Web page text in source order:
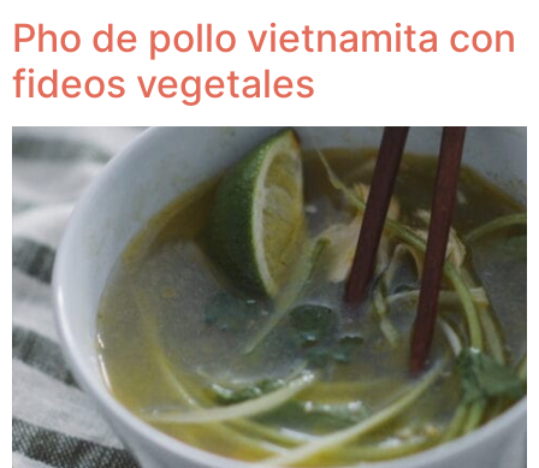
Pho de pollo vietnamita con
fideos vegetales